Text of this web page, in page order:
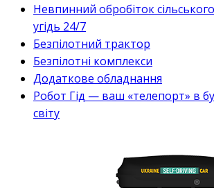
Невпинний обробіток
угідь 24/7
Безпілотний трактор
Безпілотні комплекси
Додаткове обладнання
Робот Гід — ваш «телепорт» в
світу